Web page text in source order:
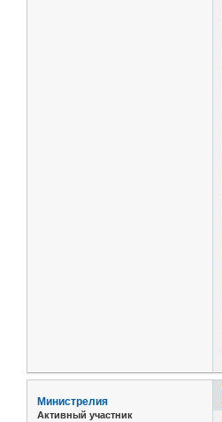
Министрелия
Активный участник